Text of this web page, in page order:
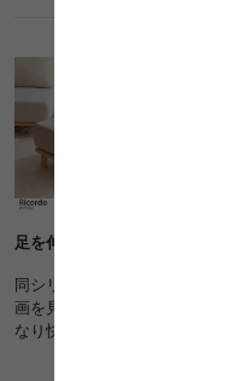
幅
チェ
マン
足を伸ばしてくつろげる最高の
同シリーズのソファと組み合
画を見る時は足を伸ばしてゆ
なり快適になりました。座面